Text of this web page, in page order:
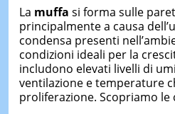
La muffa si forma sulle
principalmente a causa
condensa presenti
condizioni ideali per la
includono elevati livelli di
ventilazione e temperature
proliferazione. Scopriamo le